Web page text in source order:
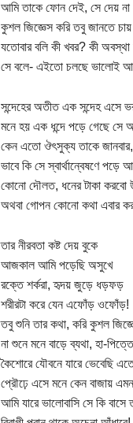
আমি তাকে ফোন দেই, সে দেয় না
কুশল জিজ্ঞেস করি তবু জানতে
যতোবার বলি কী খবর? কী অবস্থা
সে বলে- এইতো চলছে ভালোই
সন্দেহের অতীত এক সন্দেহ এসে
মনে হয় এক ধন্দে পড়ে গেছে সে
কেন এতো ঔৎসুক্য তাকে জানবার,
ভাবে কি সে স্বার্থান্বেষণে পড়ে
কোনো দৌলত, ধনের টাকা করবো
অথবা গোপন কোনো কথা এবার
তার নীরবতা কষ্ট দেয় বুকে
আজকাল আমি পড়েছি অসুখে
রক্তে শর্করা, হৃদয় জুড়ে ধড়ফড়
শরীরটা করে যেন এফোঁড় ওফোঁড়!
তবু শুনি তার কথা, করি কুশল
না শুনে মনে বাড়ে ব্যথা, হা-
কৈশোরে যৌবনে যারে ভেবেছি
প্রৌঢ়ে এসে মনে কেন বাজায় এমন
আমি যারে ভালোবাসি সে কি বাসে